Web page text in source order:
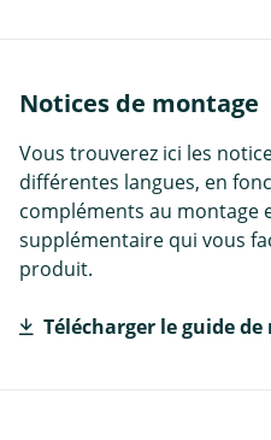
Notices de montage
Vous trouverez ici les
différentes langues, en
compléments au montage
supplémentaire qui vous
produit.
Télécharger le guide